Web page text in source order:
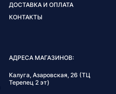
ДОСТАВКА И ОПЛАТА
КОНТАКТЫ
АДРЕСА МАГАЗИНОВ:
Калуга, Азаровская, 26 (ТЦ
Терепец 2 эт)